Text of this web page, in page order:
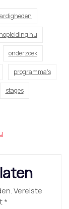
hu
onderzoek
programma's
stages
Vereiste
*